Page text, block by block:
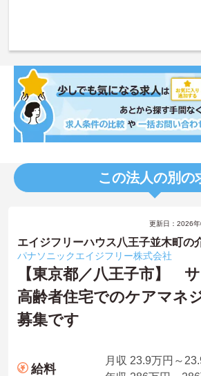
この法人の別の
更新日：2026
エイジフリーハウス八王子並木町の
パナソニックエイジフリー株式会社
【東京都／八王子市】
高齢者住宅でのケアマネ
募集です
給料